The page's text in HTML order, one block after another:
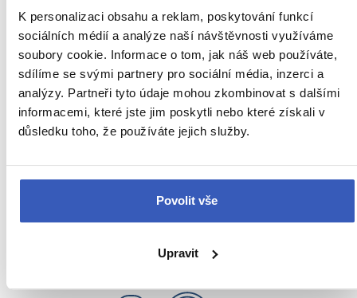
K personalizaci obsahu a reklam, poskytování funkcí
sociálních médií a analýze naší návštěvnosti využíváme
soubory cookie. Informace o tom, jak náš web používáte,
sdílíme se svými partnery pro sociální média, inzerci a
analýzy. Partneři tyto údaje mohou zkombinovat s dalšími
informacemi, které jste jim poskytli nebo které získali v
důsledku toho, že používáte jejich služby.
Povolit vše
Upravit
29 990 Kč z Prahy
Oblíbené cíle
Anglie Belgie Francie Irsko
54 dalších koutů světa